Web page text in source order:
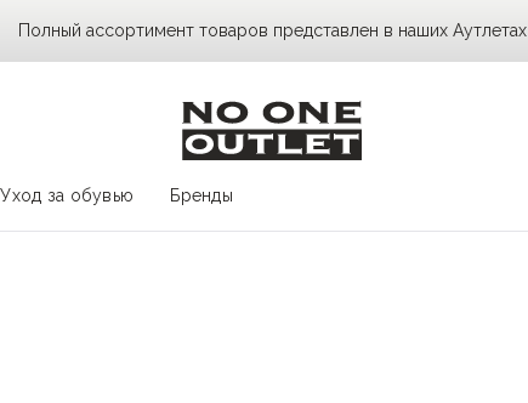
Полный ассортимент товаров представлен в наших Аутлетах
Уход за обувью Бренды